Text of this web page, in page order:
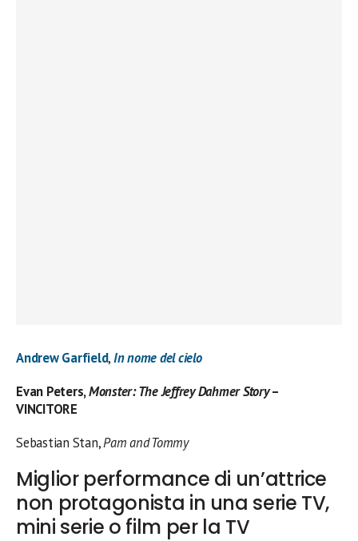
Andrew Garfield,In nome del cielo
Evan Peters,Monster: The Jeffrey Dahmer Story–
VINCITORE
Sebastian Stan,Pam and Tommy
Miglior performance di un’attrice
non protagonista in una serie TV,
mini serie o film per la TV